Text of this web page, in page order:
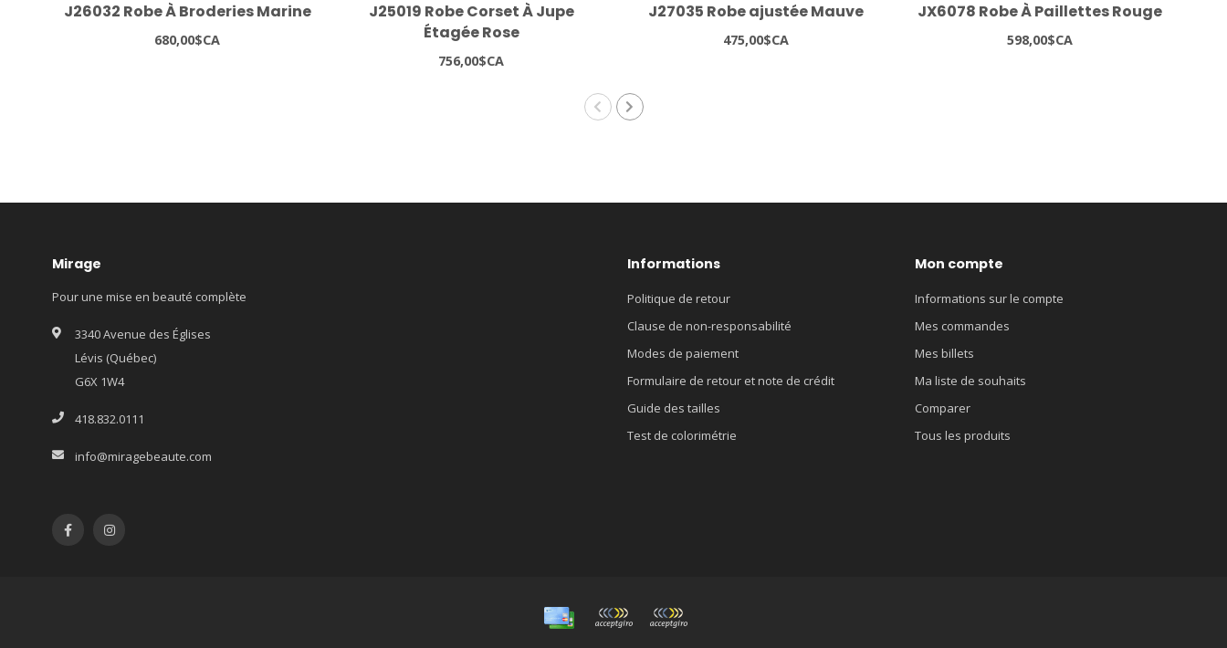
J26032 Robe À Broderies Marine
680,00$CA
J25019 Robe Corset À Jupe
Étagée Rose
756,00$CA
J27035 Robe ajustée Mauve
475,00$CA
JX6078 Robe À Paillettes Rouge
598,00$CA
Mirage
Pour une mise en beauté complète
3340 Avenue des Églises
Lévis (Québec)
G6X 1W4
418.832.0111
info@miragebeaute.com
Informations
Politique de retour
Clause de non-responsabilité
Modes de paiement
Formulaire de retour et note de crédit
Guide des tailles
Test de colorimétrie
Mon compte
Informations sur le compte
Mes commandes
Mes billets
Ma liste de souhaits
Comparer
Tous les produits